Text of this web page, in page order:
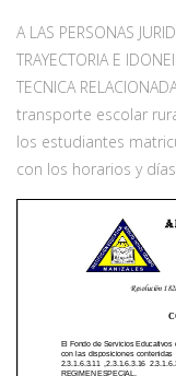
A LAS PERSONAS
TRAYECTORIA E
TECNICA
transporte escolar
los estudiantes
con los horarios y